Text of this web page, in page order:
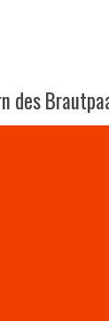
des